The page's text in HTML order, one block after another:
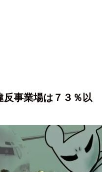
事業場は７３％以